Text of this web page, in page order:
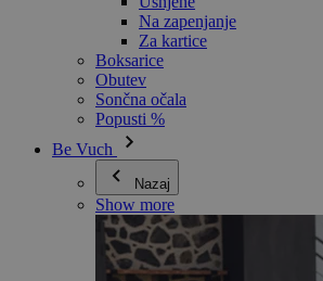
Na zapenjanje
Za kartice
Boksarice
Obutev
Sončna očala
Popusti %
Be Vuch
Nazaj
Show more